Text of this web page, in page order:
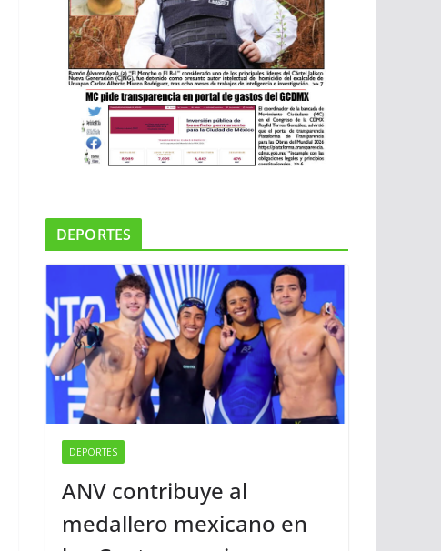
DEPORTES
DEPORTES
ANV contribuye al
medallero mexicano en